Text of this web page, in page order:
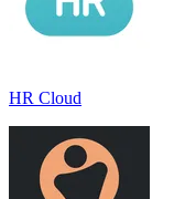
HR Cloud